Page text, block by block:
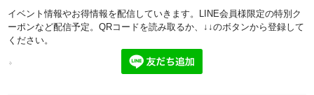
イベント情報やお得情報を配信していきます。LINE会員様限定の特別ク
ーポンなど配信予定。QRコードを読み取るか、↓↓のボタンから登録して
ください。